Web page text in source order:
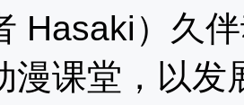
Hasaki）久
漫课堂，以发